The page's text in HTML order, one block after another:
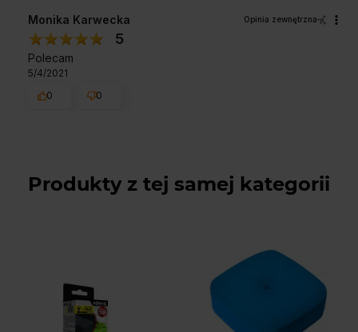
Monika Karwecka Opinia zewnętrzna
5
Polecam
5/4/2021
0
0
Produkty z tej samej kategorii